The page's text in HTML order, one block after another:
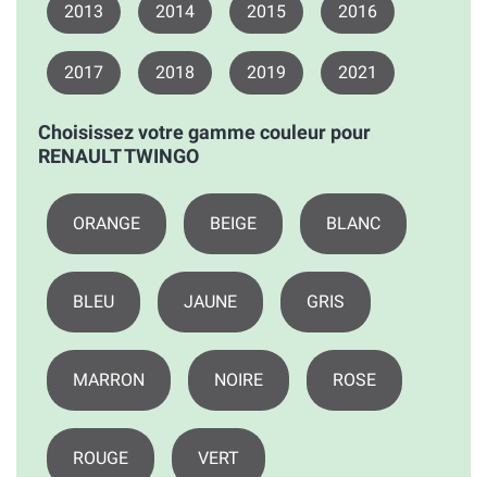
2013 2014 2015 2016
2017 2018 2019 2021
Choisissez votre gamme couleur pour
RENAULT TWINGO
ORANGE BEIGE BLANC
BLEU JAUNE GRIS
MARRON NOIRE ROSE
ROUGE VERT